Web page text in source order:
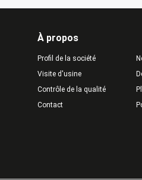
À propos
Profil de la société
Visite d'usine
Contrôle de la qualité
Contact